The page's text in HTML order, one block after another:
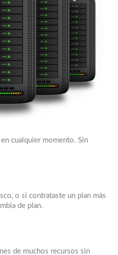
cualquier momento. Sin
o si contrataste un plan más
de plan.
de muchos recursos sin